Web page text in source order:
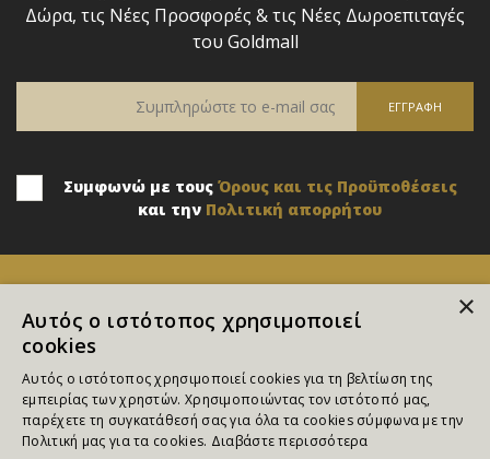
Δώρα, τις Νέες Προσφορές & τις Νέες Δωροεπιταγές
του Goldmall
Συμφωνώ με τους Όρους και τις Προϋποθέσεις
και την Πολιτική απορρήτου
Επικοινωνία
×
Αυτός ο ιστότοπος χρησιμοποιεί
cookies
Αυτός ο ιστότοπος χρησιμοποιεί cookies για τη βελτίωση της
εμπειρίας των χρηστών. Χρησιμοποιώντας τον ιστότοπό μας,
παρέχετε τη συγκατάθεσή σας για όλα τα cookies σύμφωνα με την
Πολιτική μας για τα cookies. Διαβάστε περισσότερα